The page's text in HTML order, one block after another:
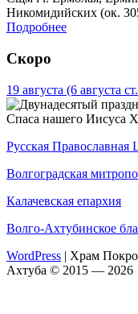
Никомидийских (ок.
Подробнее
Скоро
19 августа (6 августа
Спаса нашего Иисуса
Русская
Волгоградская
Калачевская епархия
Волго-Ахтубинское
WordPress | Храм
Ахтуба © 2015 — 2026